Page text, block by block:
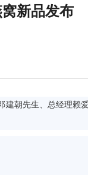
新品发布
建朝先生、总经理赖